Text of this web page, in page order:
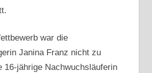
war die
Janina Franz nicht zu
16-jährige Nachwuchsläuferin